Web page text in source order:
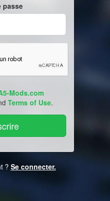
passe
Mods.com
Terms of Use.
? Se connecter.